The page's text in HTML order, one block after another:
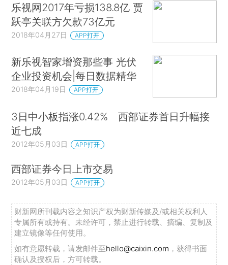
乐视网2017年亏损138.8亿 贾
跃亭关联方欠款73亿元
2018年04月27日 APP打开
新乐视智家增资那些事 光伏
企业投资机会|每日数据精华
2018年04月19日 APP打开
3日中小板指涨0.42% 西部证券首日升幅接
近七成
2012年05月03日 APP打开
西部证券今日上市交易
2012年05月03日 APP打开
财新网所刊载内容之知识产权为财新传媒及/或相关权利人
专属所有或持有。未经许可，禁止进行转载、摘编、复制及
建立镜像等任何使用。
如有意愿转载，请发邮件至hello@caixin.com ，获得书面
确认及授权后，方可转载。